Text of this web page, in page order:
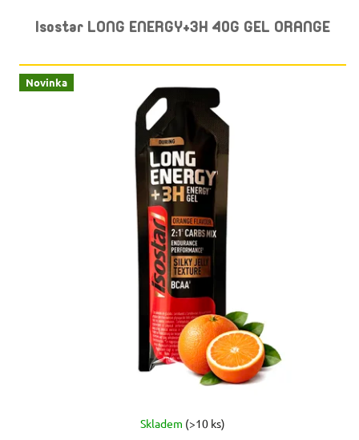
Isostar LONG ENERGY+3H 40G GEL ORANGE
Novinka
Skladem (>10 ks)